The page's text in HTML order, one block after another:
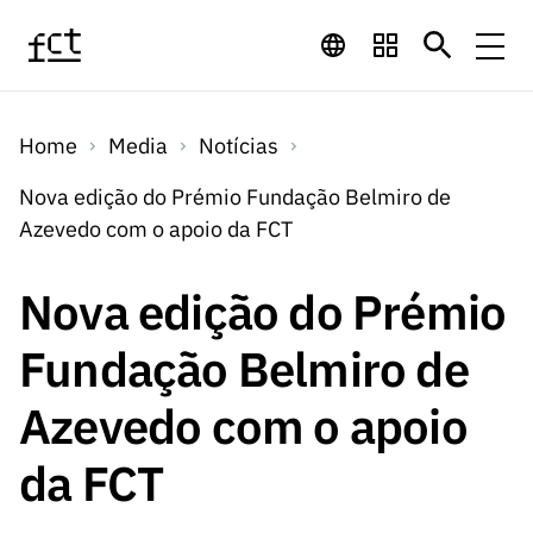
Financiamento
Programas de
Financiamento
Internacional
Prémios
LINKS
Computaç
Emprego
Científico
Projetos
Concursos
Concursos Previstos
Concursos Fechados
Calendário de
Concursos FCT 2026
LINKS
RÁPIDOS
Bolsas
Emprego
Científico
Serviços
ServiçosServiços digitais:
Tecnologia para o
Conhecimento
Media
MediaNotícias
Sobre
Home Media
Notícias
Nova edição do Prémio Fundação Belmiro de
Azevedo com o apoio da FCT
Nova edição do Prémio
Fundação Belmiro de
Azevedo com o apoio
da FCT